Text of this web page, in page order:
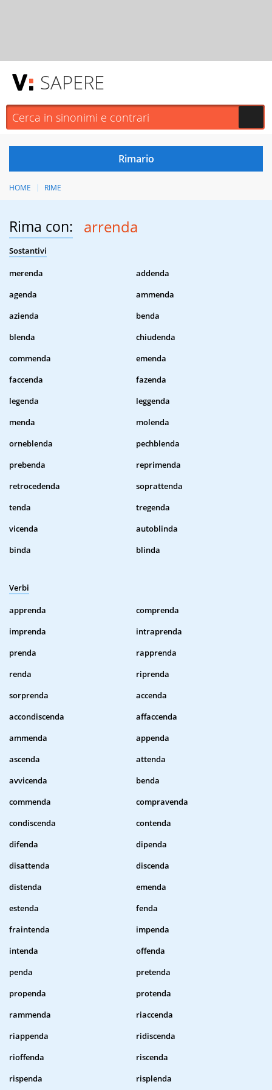
SAPERE
HOME RIME
Rima con: arrenda
Sostantivi
merenda
addenda
agenda
ammenda
azienda
benda
blenda
chiudenda
commenda
emenda
faccenda
fazenda
legenda
leggenda
menda
molenda
orneblenda
pechblenda
prebenda
reprimenda
retrocedenda
soprattenda
tenda
tregenda
vicenda
autoblinda
binda
blinda
Verbi
apprenda
comprenda
imprenda
intraprenda
prenda
rapprenda
renda
riprenda
sorprenda
accenda
accondiscenda
affaccenda
ammenda
appenda
ascenda
attenda
avvicenda
benda
commenda
compravenda
condiscenda
contenda
difenda
dipenda
disattenda
discenda
distenda
emenda
estenda
fenda
fraintenda
impenda
intenda
offenda
penda
pretenda
propenda
protenda
rammenda
riaccenda
riappenda
ridiscenda
rioffenda
riscenda
rispenda
risplenda